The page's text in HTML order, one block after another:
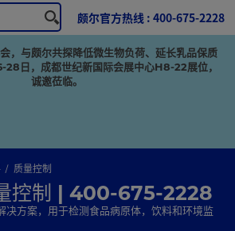
，与颇尔共探降低微生物负荷、延长乳品保质
日，成都世纪新国际会展中心H8-22展位，
诚邀莅临。
颇尔官方热线 : 400-675-2228
质量控制
控制 | 400-675-2228
决方案，用于检测食品病原体，饮料和环境监